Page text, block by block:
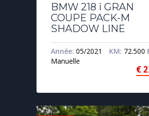
BMW 218 i GRAN
COUPE PACK-M
SHADOW LINE
Année: 05/2021 KM: 72.500
Manuelle
€